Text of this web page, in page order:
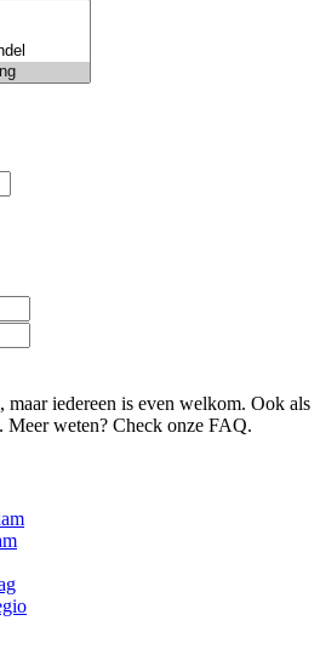
maar iedereen is even welkom. Ook als
Meer weten? Check onze FAQ.